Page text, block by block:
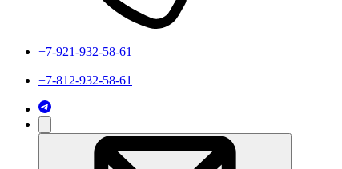
+7-921-932-58-61
+7-812-932-58-61